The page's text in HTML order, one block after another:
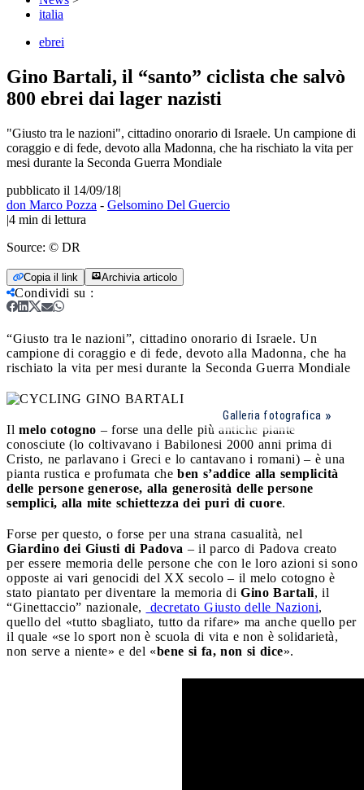
italia
ebrei
Gino Bartali, il “santo” ciclista che salvò
800 ebrei dai lager nazisti
"Giusto tra le nazioni", cittadino onorario di Israele. Un campione di
coraggio e di fede, devoto alla Madonna, che ha rischiato la vita per
mesi durante la Seconda Guerra Mondiale
pubblicato il 14/09/18|
don Marco Pozza - Gelsomino Del Guercio
|4 min di lettura
Source: © DR
Copia il link Archivia articolo
Condividi su :
“Giusto tra le nazioni”, cittadino onorario di Israele. Un
campione di coraggio e di fede, devoto alla Madonna, che ha
rischiato la vita per mesi durante la Seconda Guerra Mondiale
Galleria fotografica
Il melo cotogno – forse una delle più antiche piante
conosciute (lo coltivavano i Babilonesi 2000 anni prima di
Cristo, ne parlavano i Greci e lo cantavano i romani) – è una
pianta rustica e profumata che ben s’addice alla semplicità
delle persone generose, alla generosità delle persone
semplici, alla mite schiettezza dei puri di cuore.
Forse per questo, o forse per una strana casualità, nel
Giardino dei Giusti di Padova – il parco di Padova creato
per essere memoria delle persone che con le loro azioni si sono
opposte ai vari genocidi del XX secolo – il melo cotogno è
stato piantato per diventare la memoria di Gino Bartali, il
“Ginettaccio” nazionale,
decretato Giusto delle Nazioni,
quello del «tutto sbagliato, tutto da rifare» ma anche quello per
il quale «se lo sport non è scuola di vita e non è solidarietà,
non serve a niente» e del «bene si fa, non si dice».